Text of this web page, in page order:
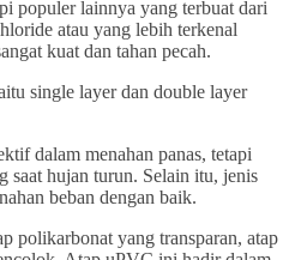
populer lainnya yang terbuat dari
atau yang lebih terkenal
kuat dan tahan pecah.
single layer dan double layer
dalam menahan panas, tetapi
saat hujan turun. Selain itu, jenis
beban dengan baik.
polikarbonat yang transparan, atap